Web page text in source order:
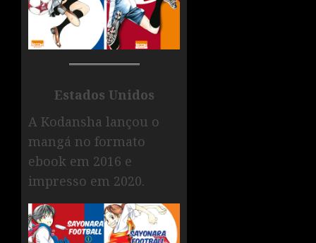
Estados Unidos
A Kodansha lançou o
mangá no formato
ebook em 2016 e
impresso em 2020.